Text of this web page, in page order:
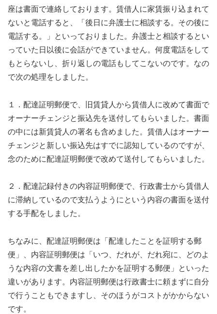
座は書面で連絡しております。賃借人に家賃振り込まれて
ないと電話すると、「後日に弁護士に相談する。その後に
電話する。」といっておりました。弁護士と相談するとい
っていた日以後に会話ができていません。何度電話をして
もとらないし、折り返しの電話もしてこないのです。なの
で次の処理をしました。
１．配達証明郵便で、旧賃貸人から賃借人に改めて書面で
オーナーチェンジと振込先を送付してもらいました。書面
の中には新賃貸人の署名も含めました。賃借人はオーナー
チェンジと新しい振込先はすでに認知しているのですが、
念のために配達証明郵便で改めて送付してもらいました。
２．配達記録付きの内容証明郵便で、行政書士から賃借人
に滞納しているので支払うようにという内容の書面を送付
する手配をしました。
ちなみに、配達証明郵便は「配達したことを証明する郵
便」、内容証明郵便は「いつ、だれが、だれ宛に、どのよ
うな内容の文書を差し出したかを証明する郵便」といった
違いがあります。内容証明郵便は行政書士に頼まずに自分
で行うこともできますし、そのほうがコストがかからない
です。